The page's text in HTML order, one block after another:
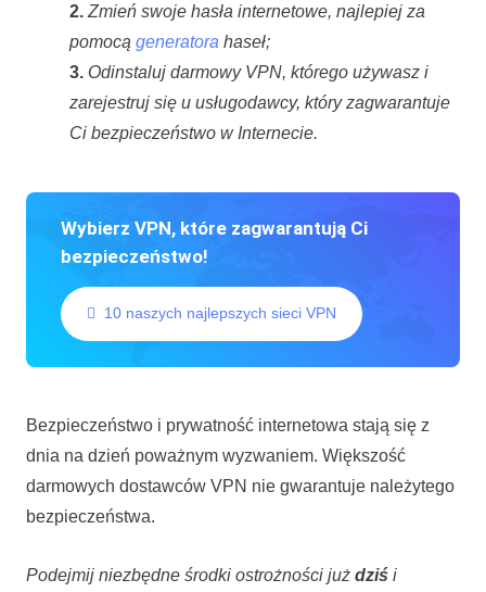
2. Zmień swoje hasła internetowe, najlepiej za
pomocą generatora haseł;
3. Odinstaluj darmowy VPN, którego używasz i
zarejestruj się u usługodawcy, który zagwarantuje
Ci bezpieczeństwo w Internecie.
Wybierz VPN, które zagwarantują Ci
bezpieczeństwo!
10 naszych najlepszych sieci VPN
Bezpieczeństwo i prywatność internetowa stają się z
dnia na dzień poważnym wyzwaniem. Większość
darmowych dostawców VPN nie gwarantuje należytego
bezpieczeństwa.
Podejmij niezbędne środki ostrożności już dziś i